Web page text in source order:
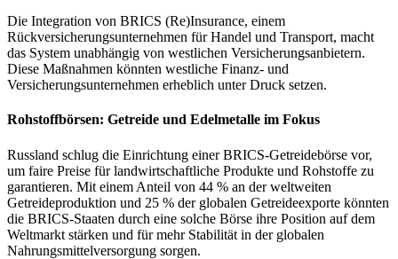
Die Integration von BRICS (Re)Insurance, einem
Rückversicherungsunternehmen für Handel und Transport, macht
das System unabhängig von westlichen Versicherungsanbietern.
Diese Maßnahmen könnten westliche Finanz- und
Versicherungsunternehmen erheblich unter Druck setzen.
Rohstoffbörsen: Getreide und Edelmetalle im Fokus
Russland schlug die Einrichtung einer BRICS-Getreidebörse vor,
um faire Preise für landwirtschaftliche Produkte und Rohstoffe zu
garantieren. Mit einem Anteil von 44 % an der weltweiten
Getreideproduktion und 25 % der globalen Getreideexporte könnten
die BRICS-Staaten durch eine solche Börse ihre Position auf dem
Weltmarkt stärken und für mehr Stabilität in der globalen
Nahrungsmittelversorgung sorgen.